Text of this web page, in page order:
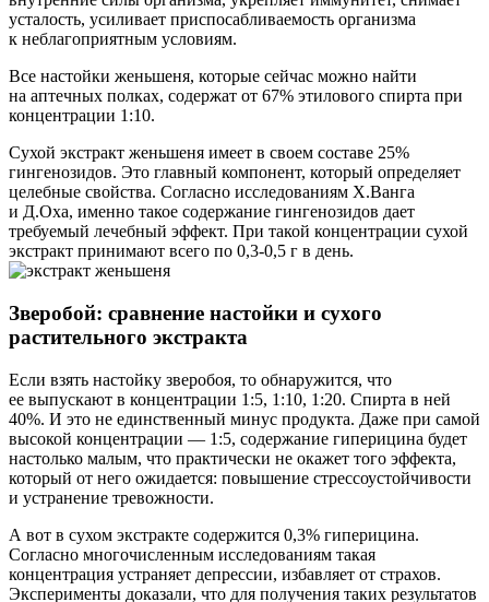
усталость, усиливает приспосабливаемость организма
к неблагоприятным условиям.
Все настойки женьшеня, которые сейчас можно найти
на аптечных полках, содержат от 67% этилового спирта при
концентрации 1:10.
Сухой экстракт женьшеня имеет в своем составе 25%
гингенозидов. Это главный компонент, который определяет
целебные свойства. Согласно исследованиям Х.Ванга
и Д.Оха, именно такое содержание гингенозидов дает
требуемый лечебный эффект. При такой концентрации сухой
экстракт принимают всего по 0,3-0,5 г в день.
Зверобой: сравнение настойки и сухого
растительного экстракта
Если взять настойку зверобоя, то обнаружится, что
ее выпускают в концентрации 1:5, 1:10, 1:20. Спирта в ней
40%. И это не единственный минус продукта. Даже при самой
высокой концентрации — 1:5, содержание гиперицина будет
настолько малым, что практически не окажет того эффекта,
который от него ожидается: повышение стрессоустойчивости
и устранение тревожности.
А вот в сухом экстракте содержится 0,3% гиперицина.
Согласно многочисленным исследованиям такая
концентрация устраняет депрессии, избавляет от страхов.
Эксперименты доказали, что для получения таких результатов